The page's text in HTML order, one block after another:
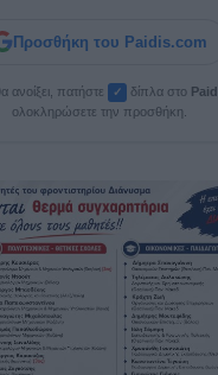
Προσθήκη του Paidis.com
ανοίξει, πατήστε ✓ δίπλα στο Paid
ολοκληρώσετε την προσθήκη.